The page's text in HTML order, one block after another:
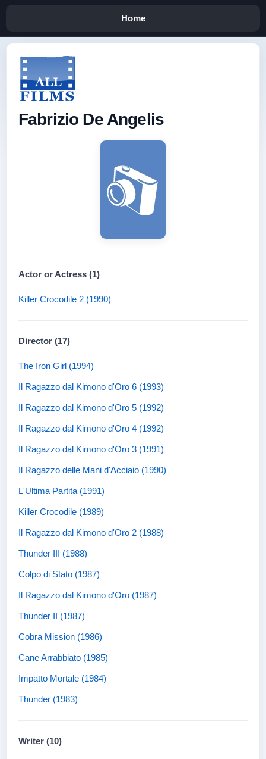
Home
Fabrizio De Angelis
Actor or Actress (1)
Killer Crocodile 2 (1990)
Director (17)
The Iron Girl (1994)
Il Ragazzo dal Kimono d'Oro 6 (1993)
Il Ragazzo dal Kimono d'Oro 5 (1992)
Il Ragazzo dal Kimono d'Oro 4 (1992)
Il Ragazzo dal Kimono d'Oro 3 (1991)
Il Ragazzo delle Mani d'Acciaio (1990)
L'Ultima Partita (1991)
Killer Crocodile (1989)
Il Ragazzo dal Kimono d'Oro 2 (1988)
Thunder III (1988)
Colpo di Stato (1987)
Il Ragazzo dal Kimono d'Oro (1987)
Thunder II (1987)
Cobra Mission (1986)
Cane Arrabbiato (1985)
Impatto Mortale (1984)
Thunder (1983)
Writer (10)